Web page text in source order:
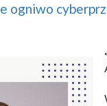
ogniwo